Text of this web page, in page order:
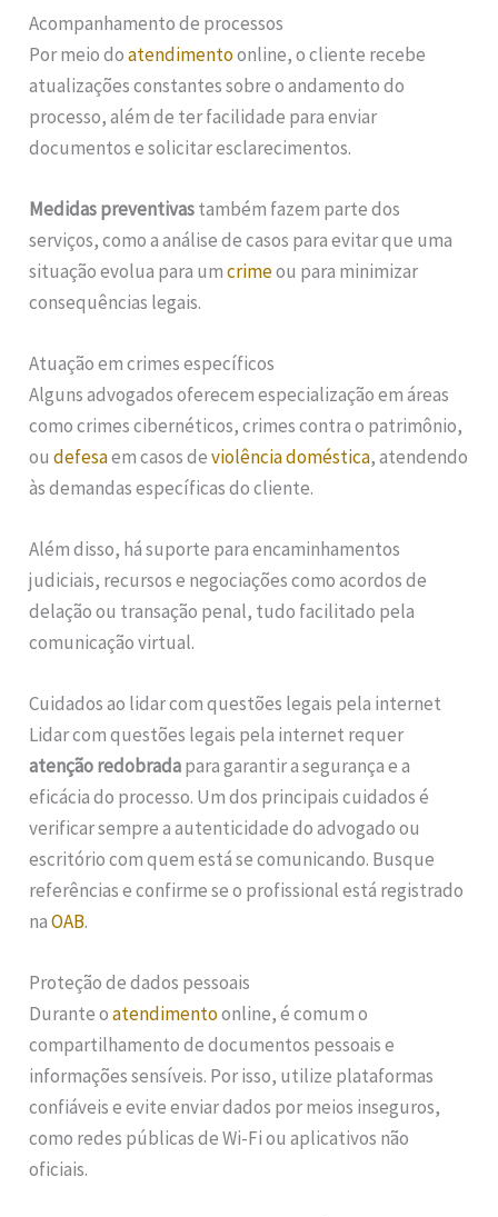
Acompanhamento de processos
Por meio doatendimentoonline, o cliente recebe
atualizações constantes sobre o andamento do
processo, além de ter facilidade para enviar
documentos e solicitar esclarecimentos.
Medidas preventivastambém fazem parte dos
serviços, como a análise de casos para evitar que uma
situação evolua para umcrimeou para minimizar
consequências legais.
Atuação em crimes específicos
Alguns advogados oferecem especialização em áreas
como crimes cibernéticos, crimes contra o patrimônio,
oudefesaem casos deviolência doméstica, atendendo
às demandas específicas do cliente.
Além disso, há suporte para encaminhamentos
judiciais, recursos e negociações como acordos de
delação ou transação penal, tudo facilitado pela
comunicação virtual.
Cuidados ao lidar com questões legais pela internet
Lidar com questões legais pela internet requer
atenção redobradapara garantir a segurança e a
eficácia do processo. Um dos principais cuidados é
verificar sempre a autenticidade do advogado ou
escritório com quem está se comunicando. Busque
referências e confirme se o profissional está registrado
naOAB.
Proteção de dados pessoais
Durante oatendimentoonline, é comum o
compartilhamento de documentos pessoais e
informações sensíveis. Por isso, utilize plataformas
confiáveis e evite enviar dados por meios inseguros,
como redes públicas de Wi-Fi ou aplicativos não
oficiais.